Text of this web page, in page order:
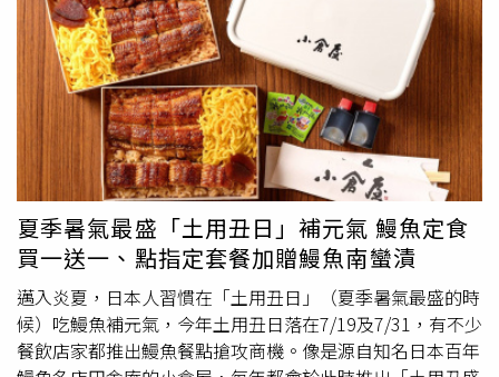
（圖／吉豚屋提供）另外從2015年便由台隆集團引進台灣
的日式連鎖炸豬排餐廳Katsuya（台灣品牌名稱為「吉豚
屋」），至今已深耕十年，其招牌餐點「吉豚豬排丼」更累
積銷售超過17座台北101大樓高度的份數。為歡慶十週年，
8/5～8/8吉豚屋精選三款以里肌豬排為主角的人氣餐點推出
限時優惠，包括原價239元的「吉豚豬排丼（竹）」限時特
價199元；原價269元的「里肌豬排定食」限時特價239元；
原價289元的「豬排咖哩（竹）」特價249元。除了優惠活
動，十週年感謝祭也推出具紀念價值的「10週年限定招牌小
燈」，這款小燈除了有經典的門店招牌，更融入台灣在地巧
思，於另一面繪製了Q 版招牌丼飯圖樣，並搭配注音符號標
註，展現濃厚的台日融合特色。8/5～8/31期間凡單筆消費
滿888元即可免費獲得限定小燈乙個（不累贈）；或凡點購
（前）、「巨大花生醬巧克力夢幻聖代」（右）都是品牌推
薦必吃菜色。（圖／魏妤靜攝）LillA提供10種以紅白酒與自
然果實酒為主的汲飲式酒款，有2款更與TCRC & BAR
HOME聯名（左），右為「帶骨炭烤豬排」。（圖／魏妤靜
攝）「番茄湯和烤起司三明治」。（圖／魏妤靜攝）另外曾
於2022年於竹北首次與大眾見面的新加州料理LillA，也宣
告重回市場、進駐DREAM PLAZA的1樓，將於7/29起對外試
營運。睽違約兩年重回大眾視野，LillA帶來全新菜單、日日
跨夜營運，並邀請TCRC & BAR HOME主理人黃奕翔量身打
造聯名桑格利亞調酒。LillA為開展餐飲集團首個自創品牌，
靈感來自創始團隊共同的生活背景：加州洛杉磯，信義店菜
單仍由「BOTTLESS 非瓶」主廚劉世堯（Eric）、趙韓淞
（Han）操刀，運用海鮮、辛香料、水果等元素，融合了美
餐飲消費滿2,000元，加贈400元抵用券，感謝賓客四年來
的支持。 JR東日本大飯店台北鉑麗安全日餐廳由日籍行政
總主廚石原雅弘領銜監製，與鉑麗安主廚陳永儒共同操刀，
推出日本美食祭。（圖／JR東日本大飯店台北提供）日本
F1牛吃到飽 詮釋六重風味 創意入饌受到饕客喜愛的Brilliant
鉑麗安全日餐廳，即日起推出「日本美食祭」，以日本F1牛
為主軸，設計六道主打創意料理，包括香草麵包牛肉捲、炸
和牛排、水煮和牛配蘿蔔泥醋醬等，揉合和風與歐陸技法，
凸顯食材層次與質感。此外，明太子烤生蠔、海鮮大阪燒、
紅豆大福、北海道巴斯克乳酪蛋糕等近150道日式與國際料
理無限供應，展現飯店Buffet料理的創新高度。即日起至7
月31日還有親子優惠，一位成人用餐即招待一位6至12歲兒
童免費入場。鰻魚會席料理 以火候說服味蕾 以節奏鋪陳夏
夏季暑氣最盛「土用丑日」補元氣 鰻魚定食
買一送一、點指定套餐加贈鰻魚南蠻漬
邁入炎夏，日本人習慣在「土用丑日」（夏季暑氣最盛的時
候）吃鰻魚補元氣，今年土用丑日落在7/19及7/31，有不少
餐飲店家都推出鰻魚餐點搶攻商機。像是源自知名日本百年